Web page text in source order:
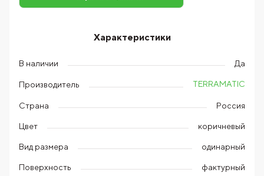
Характеристики
В наличии Да
Производитель TERRAMATIC
Страна Россия
Цвет коричневый
Вид размера одинарный
Поверхность фактурный